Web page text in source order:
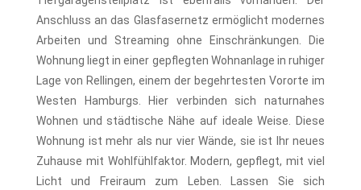
Anschluss an das Glasfasernetz ermöglicht modernes
Arbeiten und Streaming ohne Einschränkungen. Die
Wohnung liegt in einer gepflegten Wohnanlage in ruhiger
Lage von Rellingen, einem der begehrtesten Vororte im
Westen Hamburgs. Hier verbinden sich naturnahes
Wohnen und städtische Nähe auf ideale Weise. Diese
Wohnung ist mehr als nur vier Wände, sie ist Ihr neues
Zuhause mit Wohlfühlfaktor. Modern, gepflegt, mit viel
Licht und Freiraum zum Leben. Lassen Sie sich